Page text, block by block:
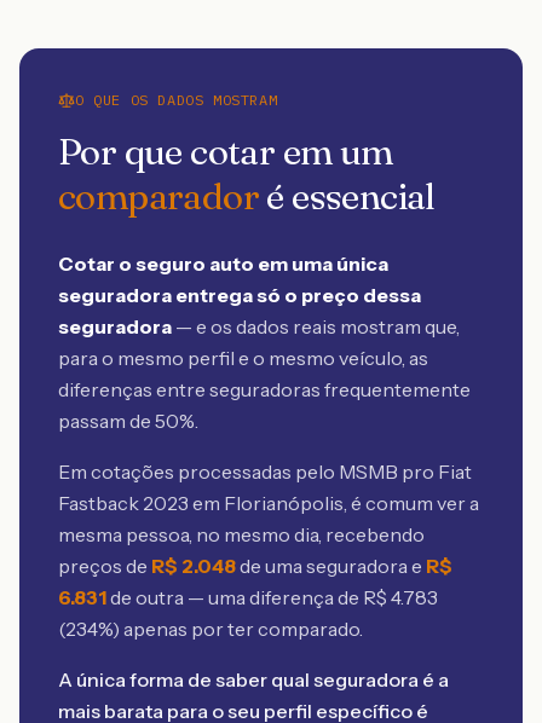
O QUE OS DADOS MOSTRAM
Por que cotar em um
comparadoré essencial
Cotar o seguro auto em uma única
seguradora entrega só o preço dessa
seguradora — e os dados reais mostram que,
para o mesmo perfil e o mesmo veículo, as
diferenças entre seguradoras frequentemente
passam de 50%.
Em cotações processadas pelo MSMB pro Fiat
Fastback 2023 em Florianópolis, é comum ver a
mesma pessoa, no mesmo dia, recebendo
preços de R$ 2.048de uma seguradora e R$
6.831de outra — uma diferença de R$ 4.783
(234%) apenas por ter comparado.
A única forma de saber qual seguradora é a
mais barata para o seu perfil específico é